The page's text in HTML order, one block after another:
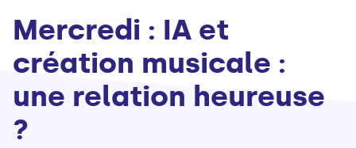
Mercredi : IA et
création musicale :
une relation heureuse
?